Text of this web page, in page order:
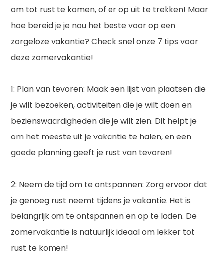
om tot rust te komen, of er op uit te trekken! Maar
hoe bereid je je nou het beste voor op een
zorgeloze vakantie? Check snel onze 7 tips voor
deze zomervakantie!
1: Plan van tevoren: Maak een lijst van plaatsen die
je wilt bezoeken, activiteiten die je wilt doen en
bezienswaardigheden die je wilt zien. Dit helpt je
om het meeste uit je vakantie te halen, en een
goede planning geeft je rust van tevoren!
2: Neem de tijd om te ontspannen: Zorg ervoor dat
je genoeg rust neemt tijdens je vakantie. Het is
belangrijk om te ontspannen en op te laden. De
zomervakantie is natuurlijk ideaal om lekker tot
rust te komen!